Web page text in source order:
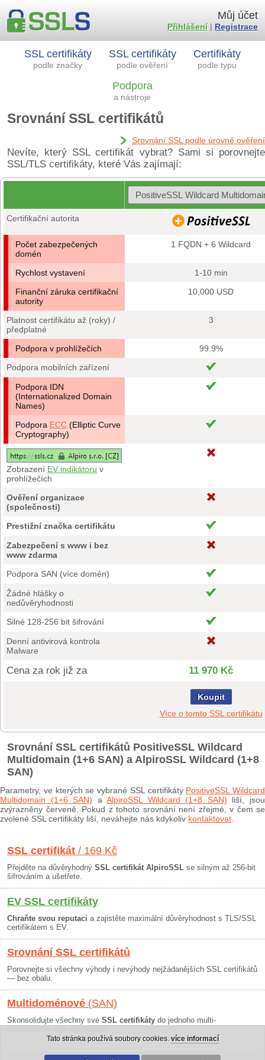
SSL certifikáty
podle značky
SSL certifikáty
podle ověření
Certifikáty
podle typu
Podpora
a nástroje
Můj účet
Přihlášení| Registrace
Srovnání SSL certifikátů
Srovnání SSL podle úrovně ověření
Nevíte, který SSL certifikát vybrat? Sami si porovnejte
SSL/TLS certifikáty, které Vás zajímají:
Certifikační autorita
Počet zabezpečených
domén
1 FQDN + 6 Wildcard
Rychlost vystavení
1-10 min
Finanční záruka certifikační
autority
10,000 USD
Platnost certifikátu až (roky) /
předplatné
3
Podpora v prohlížečích
99.9%
Podpora mobilních zařízení
Podpora IDN
(Internationalized Domain
Names)
Podpora ECC (Elliptic Curve
Cryptography)
Zobrazení EV indikátoru v
prohlížečích
Ověření organizace
(společnosti)
Prestižní značka certifikátu
Zabezpečení s www i bez
www zdarma
Podpora SAN (více domén)
Žádné hlášky o
nedůvěryhodnosti
Silné 128-256 bit šifrování
Denní antivirová kontrola
Malware
Cena za rok již za 11 970 Kč
Koupit
Více o tomto SSL certifikátu
Srovnání SSL certifikátů PositiveSSL Wildcard
Multidomain (1+6 SAN) a AlpiroSSL Wildcard (1+8
SAN)
Parametry, ve kterých se vybrané SSL certifikáty PositiveSSL Wildcard
Multidomain (1+6 SAN) aAlpiroSSL Wildcard (1+8 SAN) liší, jsou
zvýrazněny červeně. Pokud z tohoto srovnání není zřejmé, v čem se
zvolené SSL certifikáty liší, neváhejte nás kdykoliv kontaktovat
SSL certifikát / 169 Kč
Přejděte na důvěryhodný SSL certifikát AlpiroSSL se silným až 256-bit
šifrováním a ušetřete.
EV SSL certifikáty
Chraňte svou reputaci a zajistěte maximální důvěryhodnost s TLS/SSL
certifikátem s EV.
Srovnání SSL certifikátů
Porovnejte si všechny výhody i nevýhody nejžádanějších SSL certifikátů
— bez obalu.
Multidoménové (SAN)
Skonsolidujte všechny své SSL certifikáty do jednoho multi-
Tato stránka používá soubory cookies. více informací